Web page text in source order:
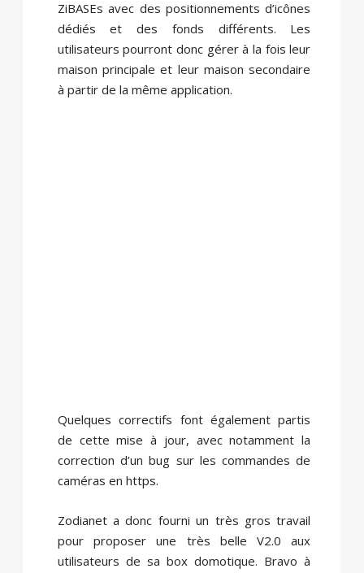
ZiBASEs avec des positionnements d’icônes
dédiés et des fonds différents. Les
utilisateurs pourront donc gérer à la fois leur
maison principale et leur maison secondaire
à partir de la même application.
Quelques correctifs font également partis
de cette mise à jour, avec notamment la
correction d’un bug sur les commandes de
caméras en https.
Zodianet a donc fourni un très gros travail
pour proposer une très belle V2.0 aux
utilisateurs de sa box domotique. Bravo à